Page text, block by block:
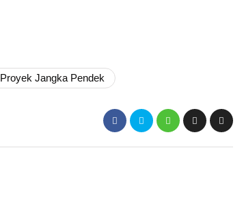
Proyek Jangka Pendek